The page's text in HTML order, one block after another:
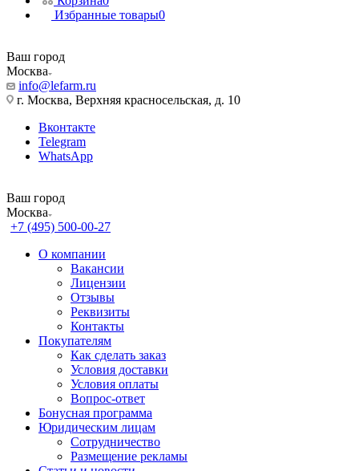
Избранные товары0
Ваш город
Москва
info@lefarm.ru
г. Москва, Верхняя красносельская, д. 10
Вконтакте
Telegram
WhatsApp
Ваш город
Москва
+7 (495) 500-00-27
О компании
Вакансии
Лицензии
Отзывы
Реквизиты
Контакты
Покупателям
Как сделать заказ
Условия доставки
Условия оплаты
Вопрос-ответ
Бонусная программа
Юридическим лицам
Сотрудничество
Размещение рекламы